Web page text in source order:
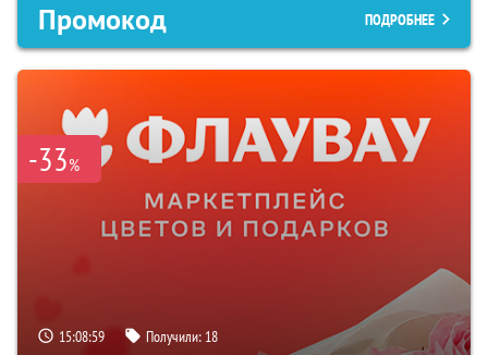
Промокод ПОДРОБНЕЕ
-33%
15:08:58 Получили: 18